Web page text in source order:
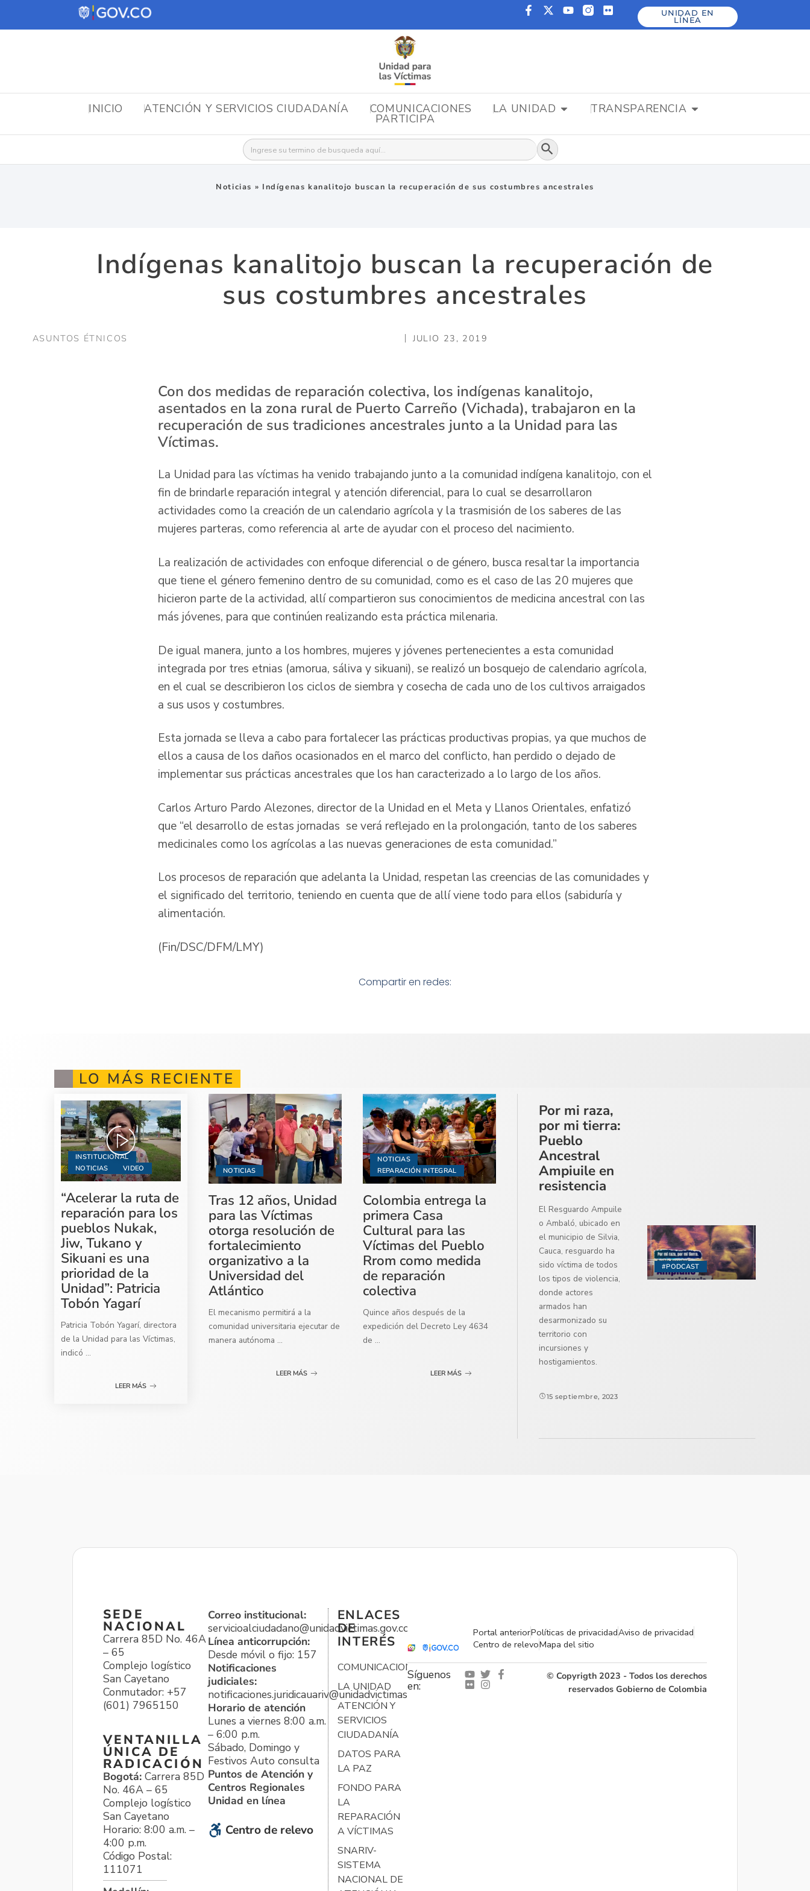
UNIDAD EN
LÍNEA
INICIO ATENCIÓN Y SERVICIOS CIUDADANÍA COMUNICACIONES LA UNIDAD TRANSPARENCIA
PARTICIPA
Buscar: Botón de búsqueda
Noticias » Indígenas kanalitojo buscan la recuperación de sus costumbres ancestrales
Indígenas kanalitojo buscan la recuperación de
sus costumbres ancestrales
ASUNTOS ÉTNICOS JULIO 23, 2019
Con dos medidas de reparación colectiva, los indígenas kanalitojo,
asentados en la zona rural de Puerto Carreño (Vichada), trabajaron en la
recuperación de sus tradiciones ancestrales junto a la Unidad para las
Víctimas.
La Unidad para las víctimas ha venido trabajando junto a la comunidad indígena kanalitojo, con el
fin de brindarle reparación integral y atención diferencial, para lo cual se desarrollaron
actividades como la creación de un calendario agrícola y la trasmisión de los saberes de las
mujeres parteras, como referencia al arte de ayudar con el proceso del nacimiento.
La realización de actividades con enfoque diferencial o de género, busca resaltar la importancia
que tiene el género femenino dentro de su comunidad, como es el caso de las 20 mujeres que
hicieron parte de la actividad, allí compartieron sus conocimientos de medicina ancestral con las
más jóvenes, para que continúen realizando esta práctica milenaria.
De igual manera, junto a los hombres, mujeres y jóvenes pertenecientes a esta comunidad
integrada por tres etnias (amorua, sáliva y sikuani), se realizó un bosquejo de calendario agrícola,
en el cual se describieron los ciclos de siembra y cosecha de cada uno de los cultivos arraigados
a sus usos y costumbres.
Esta jornada se lleva a cabo para fortalecer las prácticas productivas propias, ya que muchos de
ellos a causa de los daños ocasionados en el marco del conflicto, han perdido o dejado de
implementar sus prácticas ancestrales que los han caracterizado a lo largo de los años.
Carlos Arturo Pardo Alezones, director de la Unidad en el Meta y Llanos Orientales, enfatizó
que “el desarrollo de estas jornadas se verá reflejado en la prolongación, tanto de los saberes
medicinales como los agrícolas a las nuevas generaciones de esta comunidad.”
Los procesos de reparación que adelanta la Unidad, respetan las creencias de las comunidades y
el significado del territorio, teniendo en cuenta que de allí viene todo para ellos (sabiduría y
alimentación.
(Fin/DSC/DFM/LMY)
Compartir en redes:
LO MÁS RECIENTE
INSTITUCIONAL
NOTICIAS
VIDEO
“Acelerar la ruta de
reparación para los
pueblos Nukak,
Jiw, Tukano y
Sikuani es una
prioridad de la
Unidad”: Patricia
Tobón Yagarí
Patricia Tobón Yagarí, directora
de la Unidad para las Víctimas,
indicó ...
LEER MÁS
NOTICIAS
Tras 12 años, Unidad
para las Víctimas
otorga resolución de
fortalecimiento
organizativo a la
Universidad del
Atlántico
El mecanismo permitirá a la
comunidad universitaria ejecutar de
manera autónoma ...
LEER MÁS
NOTICIAS
REPARACIÓN INTEGRAL
Colombia entrega la
primera Casa
Cultural para las
Víctimas del Pueblo
Rrom como medida
de reparación
colectiva
Quince años después de la
expedición del Decreto Ley 4634
de ...
LEER MÁS
#PODCAST
Por mi raza,
por mi tierra:
Pueblo
Ancestral
Ampiuile en
resistencia
El Resguardo Ampuile
o Ambaló, ubicado en
el municipio de Silvia,
Cauca, resguardo ha
sido víctima de todos
los tipos de violencia,
donde actores
armados han
desarmonizado su
territorio con
incursiones y
hostigamientos.
15 septiembre, 2023
SEDE
NACIONAL
Carrera 85D No. 46A
– 65
Complejo logístico
San Cayetano
Conmutador: +57
(601) 7965150
VENTANILLA
ÚNICA DE
RADICACIÓN
Bogotá: Carrera 85D
No. 46A – 65
Complejo logístico
San Cayetano
Horario: 8:00 a.m. –
4:00 p.m.
Código Postal:
111071
Correo institucional:
servicioalciudadano@unidadvictimas.gov.co
Línea anticorrupción:
Desde móvil o fijo: 157
Notificaciones
judiciales:
notificaciones.juridicauariv@unidadvictimas.gov.co
Horario de atención
Lunes a viernes 8:00 a.m.
– 6:00 p.m.
Sábado, Domingo y
Festivos Auto consulta
Puntos de Atención y
Centros Regionales
Unidad en línea
Centro de relevo
ENLACES
DE
INTERÉS
COMUNICACIONES
LA UNIDAD
ATENCIÓN Y
SERVICIOS
CIUDADANÍA
DATOS PARA
LA PAZ
FONDO PARA
LA
REPARACIÓN
A VÍCTIMAS
SNARIV-
SISTEMA
NACIONAL DE
Portal anteriorPolíticas de privacidadAviso de privacidad
Centro de relevoMapa del sitio
Síguenos
en:
© Copyrigth 2023 - Todos los derechos
reservados Gobierno de Colombia